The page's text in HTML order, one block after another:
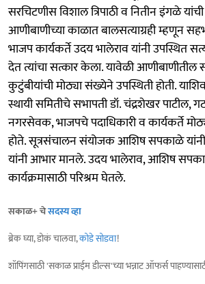
सरचिटणीस विशाल त्रिपाठी व नितीन इंगळे
आणीबाणीच्या काळात बालसत्याग्रही म्हणून
भाजप कार्यकर्ते उदय भालेराव यांनी उपस्थित
देत त्यांचा सत्कार केला. यावेळी आणीबाणीतील
कुटुंबीयांची मोठ्या संख्येने उपस्थिती होती.
स्थायी समितीचे सभापती डॉ. चंद्रशेखर पाटील,
नगरसेवक, भाजपचे पदाधिकारी व कार्यकर्ते
होते. सूत्रसंचालन संयोजक आशिष सपकाळे
यांनी आभार मानले. उदय भालेराव, आशिष
कार्यक्रमासाठी परिश्रम घेतले.
सकाळ+ चेसदस्य व्हा
ब्रेक घ्या, डोकं चालवा,कोडे सोडवा!
शॉपिंगसाठी 'सकाळ प्राईम डील्स'च्या भन्नाट ऑफर्स